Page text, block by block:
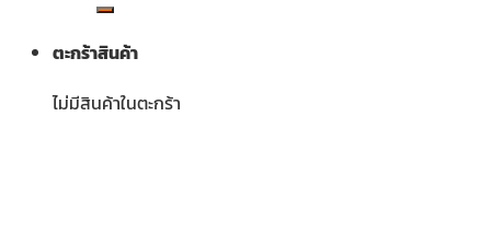
ตะกร้าสินค้า
ไม่มีสินค้าในตะกร้า